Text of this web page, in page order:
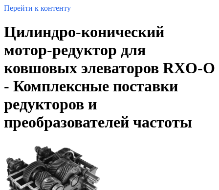
Перейти к контенту
Цилиндро-конический
мотор-редуктор для
ковшовых элеваторов RXO-O
- Комплексные поставки
редукторов и
преобразователей частоты